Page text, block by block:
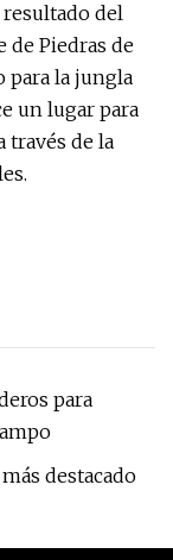
resultado del
de Piedras de
para la jungla
un lugar para
través de la
para
destacado